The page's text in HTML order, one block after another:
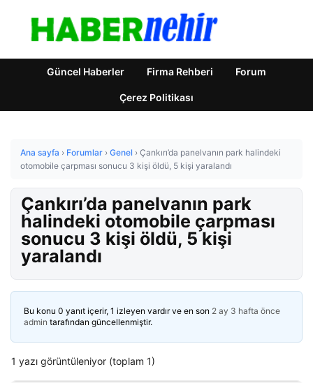
Güncel Haberler Firma Rehberi Forum
Çerez Politikası
Ana sayfa › Forumlar › Genel › Çankırı’da panelvanın park halindeki
otomobile çarpması sonucu 3 kişi öldü, 5 kişi yaralandı
Çankırı’da panelvanın park
halindeki otomobile çarpması
sonucu 3 kişi öldü, 5 kişi
yaralandı
Bu konu 0 yanıt içerir, 1 izleyen vardır ve en son 2 ay 3 hafta önce
admin tarafından güncellenmiştir.
1 yazı görüntüleniyor (toplam 1)